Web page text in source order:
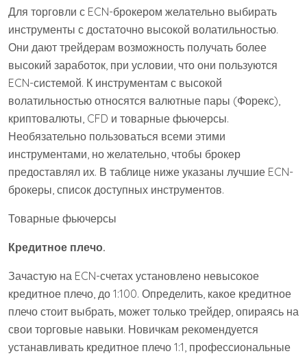
Для торговли с ECN-брокером желательно выбирать
инструменты с достаточно высокой волатильностью.
Они дают трейдерам возможность получать более
высокий заработок, при условии, что они пользуются
ECN-системой. К инструментам с высокой
волатильностью относятся валютные пары (Форекс),
криптовалюты, CFD и товарные фьючерсы.
Необязательно пользоваться всеми этими
инструментами, но желательно, чтобы брокер
предоставлял их. В таблице ниже указаны лучшие ECN-
брокеры, список доступных инструментов.
Товарные фьючерсы
Кредитное плечо.
Зачастую на ECN-счетах установлено невысокое
кредитное плечо, до 1:100. Определить, какое кредитное
плечо стоит выбрать, может только трейдер, опираясь на
свои торговые навыки. Новичкам рекомендуется
устанавливать кредитное плечо 1:1, профессиональные